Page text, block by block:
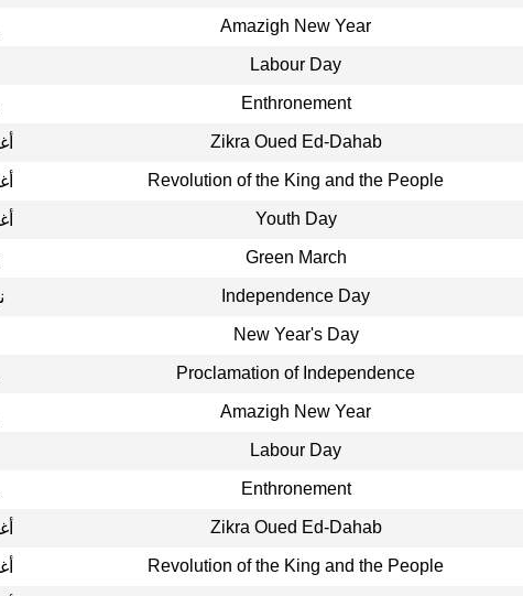
Amazigh New Year
Labour Day
Enthronement
Zikra Oued Ed-Dahab
Revolution of the King and the People
Youth Day
Green March
Independence Day
New Year's Day
Proclamation of Independence
Amazigh New Year
Labour Day
Enthronement
Zikra Oued Ed-Dahab
Revolution of the King and the People